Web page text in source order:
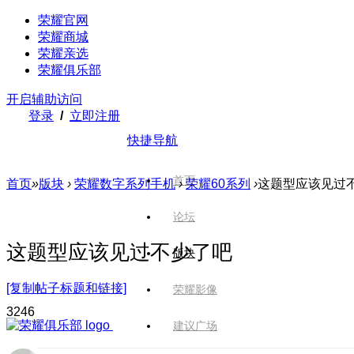
荣耀官网
荣耀商城
荣耀亲选
荣耀俱乐部
开启辅助访问
登录 / 立即注册
快捷导航
首页
论坛
版块
荣耀影像
建议广场
首页»版块 › 荣耀数字系列手机 › 荣耀60系列 ›这题型应该见过
这题型应该见过不少了吧
[复制帖子标题和链接]
3246